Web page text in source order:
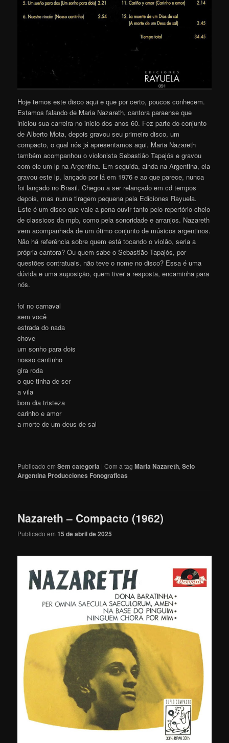
Hoje temos este disco aqui e que por certo, poucos conhecem.
Estamos falando de Maria Nazareth, cantora paraense que
iniciou sua carreira no inicio dos anos 60. Fez parte do conjunto
de Alberto Mota, depois gravou seu primeiro disco, um
compacto, o qual nós já apresentamos aqui. Maria Nazareth
também acompanhou o violonista Sebastião Tapajós e gravou
com ele um lp na Argentina. Em seguida, ainda na Argentina, ela
gravou este lp, lançado por lá em 1976 e ao que parece, nunca
foi lançado no Brasil. Chegou a ser relançado em cd tempos
depois, mas numa tiragem pequena pela Ediciones Rayuela.
Este é um disco que vale a pena ouvir tanto pelo repertório cheio
de classicos da mpb, como pela sonoridade e arranjos. Nazareth
vem acompanhada de um ótimo conjunto de músicos argentinos.
Não há referência sobre quem está tocando o violão, seria a
própria cantora? Ou quem sabe o Sebastião Tapajós, por
questões contratuais, não teve o nome no disco? Essa é uma
dúvida e uma suposição, quem tiver a resposta, encaminha para
nós.
foi no carnaval
sem você
estrada do nada
chove
um sonho para dois
nosso cantinho
gira roda
o que tinha de ser
a vila
bom dia tristeza
carinho e amor
a morte de um deus de sal
Publicado em Sem categoria |Com a tagMaria Nazareth,Selo
Argentina Producciones Fonograficas
Nazareth – Compacto (1962)
Publicado em15 de abril de 2025